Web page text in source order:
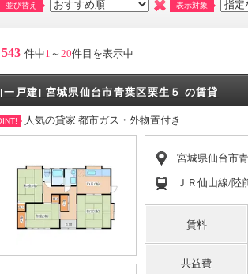
並び替え 表示対象
543 件中1 ～ 20件目を表示中
[一戸建] 宮城県仙台市青葉区栗生５ の賃貸
人気の貸家 都市ガス・外物置付き
宮城県仙台市
ＪＲ仙山線/陸
賃料
共益費